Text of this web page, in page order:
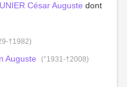
César Auguste dont
†1982)
Auguste (°1931-†2008)